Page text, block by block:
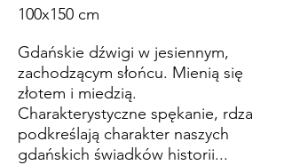
100x150 cm
Gdańskie dźwigi w jesiennym,
zachodzącym słońcu. Mienią się
złotem i miedzią.
Charakterystyczne spękanie, rdza
podkreślają charakter naszych
gdańskich świadków historii...